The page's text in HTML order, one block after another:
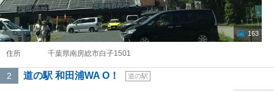
163
住所 千葉県南房総市白子1501
2 道の駅 和田浦WA O！ 道の駅